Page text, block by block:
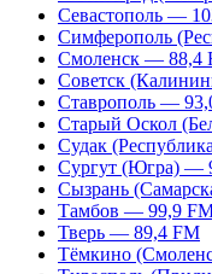
Севастополь —
Симферополь
Смоленск — 88,4
Советск
Ставрополь —
Старый Оскол
Судак
Сургут (Югра) —
Сызрань
Тамбов — 99,9
Тверь — 89,4 FM
Тёмкино